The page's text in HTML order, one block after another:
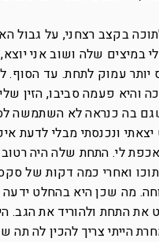
בקצב רצחני, על גבול
במיצים שלה ושוב אני
יותר עמוק לתחת. עד הסוף.
והיא פעמה סביבו, הזין
בה כנראה לא השתמשה
ונכנסתי מבלי לדעת
לי. התחת שלה היה
ואחרי כמה דקות של סקס
מה שכן היא בהחלט ידעה
את התחת ולהוריד את הגב.
הייתי צריך להכין לה תה